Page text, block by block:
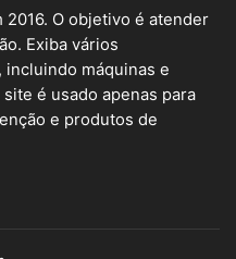
2016. O objetivo é atender
Exiba vários
máquinas e
é usado apenas para
e produtos de